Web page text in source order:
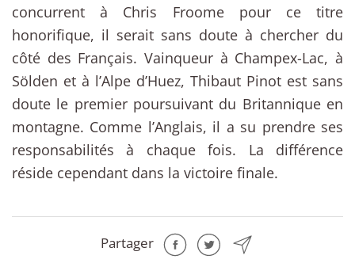
concurrent à Chris Froome pour ce titre
honorifique, il serait sans doute à chercher du
côté des Français. Vainqueur à Champex-Lac, à
Sölden et à l’Alpe d’Huez, Thibaut Pinot est sans
doute le premier poursuivant du Britannique en
montagne. Comme l’Anglais, il a su prendre ses
responsabilités à chaque fois. La différence
réside cependant dans la victoire finale.
Partager